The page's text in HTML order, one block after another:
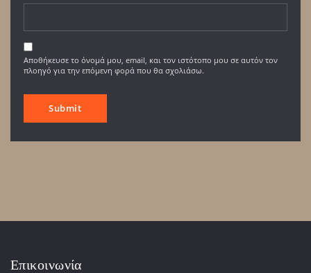
Αποθήκευσε το όνομά μου, email, και τον ιστότοπο μου σε αυτόν τον
πλοηγό για την επόμενη φορά που θα σχολιάσω.
Επικοινωνία